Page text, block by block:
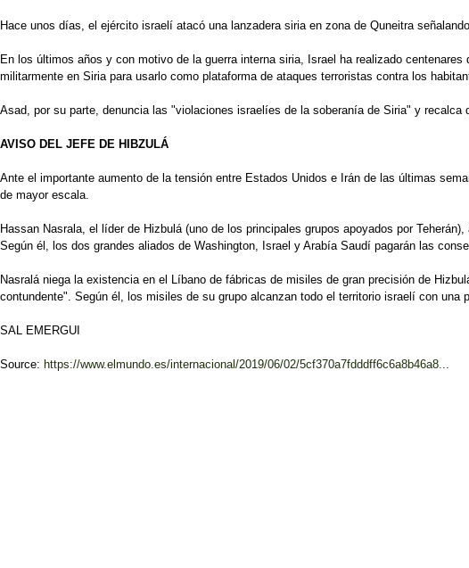
Hace unos días, el ejército israelí atacó una lanzadera siria en zona de Quneitra
En los últimos años y con motivo de la guerra interna siria, Israel ha realizado
militarmente en Siria para usarlo como plataforma de ataques terroristas contra los
Asad, por su parte, denuncia las "violaciones israelíes de la soberanía de Siria" y recalca
AVISO DEL JEFE DE HIBZULÁ
Ante el importante aumento de la tensión entre Estados Unidos e Irán de las últimas
de mayor escala.
Hassan Nasrala, el líder de Hizbulá (uno de los principales grupos apoyados por
Según él, los dos grandes aliados de Washington, Israel y Arabía Saudí pagarán las
Nasralá niega la existencia en el Líbano de fábricas de misiles de gran precisión de
contundente". Según él, los misiles de su grupo alcanzan todo el territorio israelí con
SAL EMERGUI
Source: https://www.elmundo.es/internacional/2019/06/02/5cf370a7fdddff6c6a8b46a8...